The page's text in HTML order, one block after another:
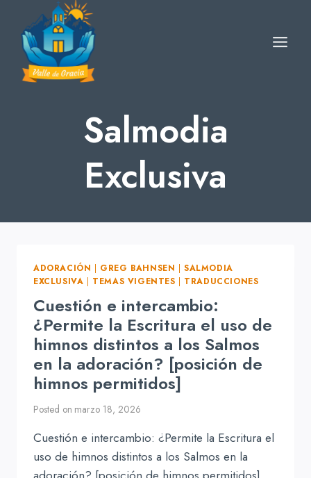
content
Salmodia
Exclusiva
ADORACIÓN | GREG BAHNSEN |SALMODIA
EXCLUSIVA | TEMAS VIGENTES | TRADUCCIONES
Cuestión e intercambio:
¿Permite la Escritura el uso de
himnos distintos a los Salmos
en la adoración? [posición de
himnos permitidos]
Posted on marzo 18, 2026
Cuestión e intercambio: ¿Permite la Escritura el
uso de himnos distintos a los Salmos en la